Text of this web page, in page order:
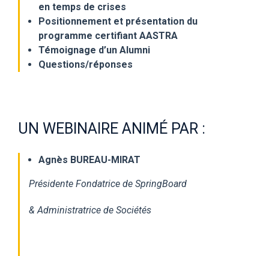
en temps de crises
Positionnement et présentation du
programme certifiant AASTRA
Témoignage d’un Alumni
Questions/réponses
UN WEBINAIRE ANIMÉ PAR :
Agnès BUREAU-MIRAT
Présidente Fondatrice de SpringBoard
& Administratrice de Sociétés